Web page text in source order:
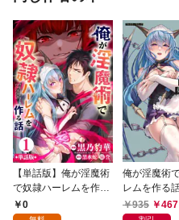
【単話版】俺が淫魔術
で奴隷ハーレムを作る
話（フルカラー） 第1
話 召喚された男
0
俺が淫魔術
レムを作る
935
467